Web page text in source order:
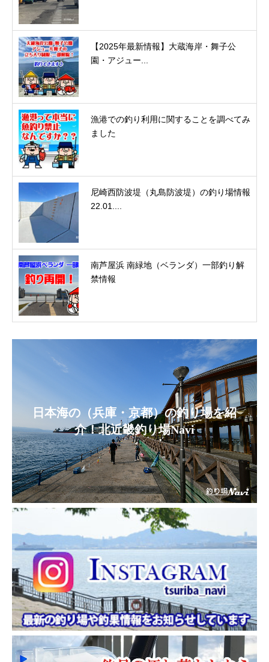
【2025年最新情報】大蔵海岸・舞子公
園・アジュー...
漁港での釣り利用に関することを調べてみ
ました
尼崎西防波堤（丸島防波堤）の釣り場情報
22.01....
南芦屋浜 南緑地（ベランダ）一部釣り解
禁情報
日本海の（兵庫・京都）の釣り場を紹
介！北近畿釣り場Navi